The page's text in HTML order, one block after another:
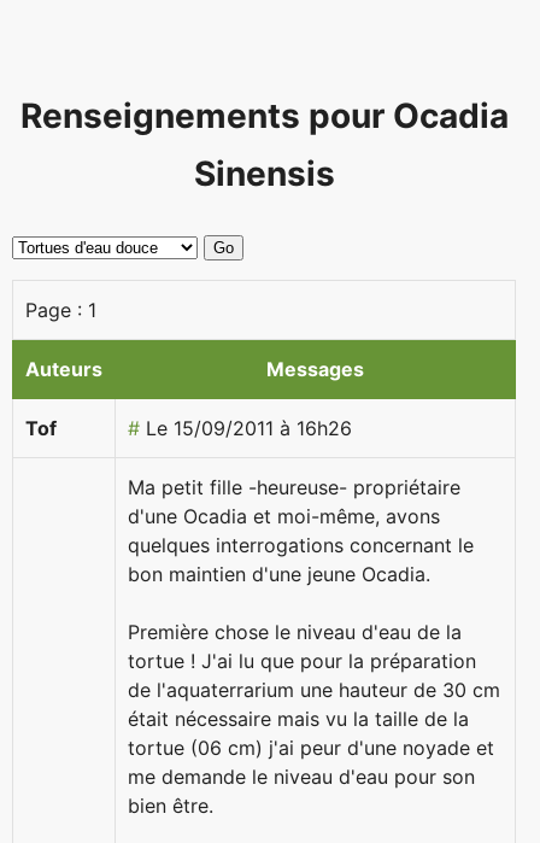
Renseignements pour Ocadia
Sinensis
Page : 1
Auteurs Messages
Tof # Le 15/09/2011 à 16h26
Ma petit fille -heureuse- propriétaire
d'une Ocadia et moi-même, avons
quelques interrogations concernant le
bon maintien d'une jeune Ocadia.
Première chose le niveau d'eau de la
tortue ! J'ai lu que pour la préparation
de l'aquaterrarium une hauteur de 30 cm
était nécessaire mais vu la taille de la
tortue (06 cm) j'ai peur d'une noyade et
me demande le niveau d'eau pour son
bien être.